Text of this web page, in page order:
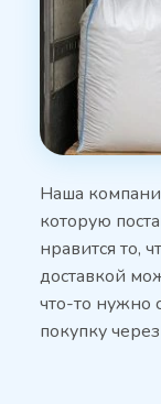
Наша
которую
нравится то,
доставкой
что-то нужно
покупку